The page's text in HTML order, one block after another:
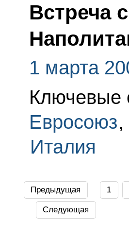
Встреча
1 марта
Ключевые
Евросоюз,
Италия
Предыдущая 1
Следующая